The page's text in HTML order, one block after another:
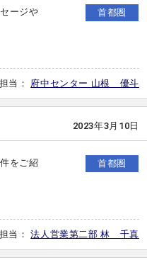
ージや
首都圏
担当： 府中センター 山根 優斗
2023年3月10日
をご紹
首都圏
担当：法人営業第二部 林 千真